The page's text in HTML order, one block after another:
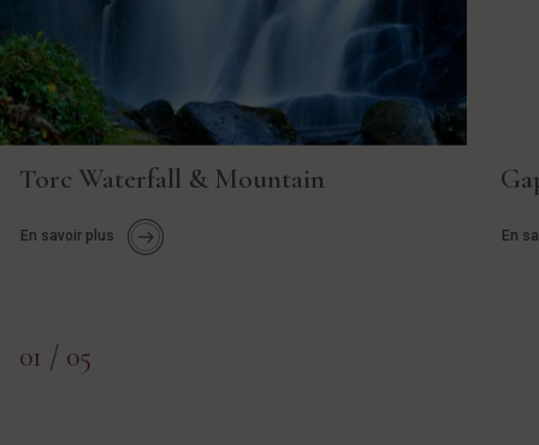
Torc Waterfall & Mountain
En savoir plus En
Précédent
01 / 05